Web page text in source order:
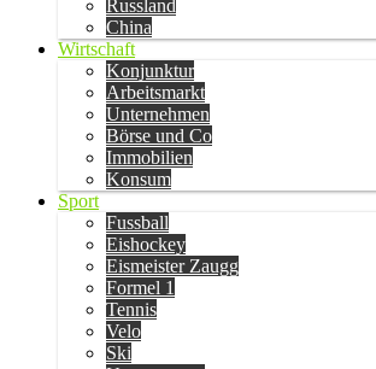
Russland
China
Wirtschaft
Konjunktur
Arbeitsmarkt
Unternehmen
Börse und Co
Immobilien
Konsum
Sport
Fussball
Eishockey
Eismeister Zaugg
Formel 1
Tennis
Velo
Ski